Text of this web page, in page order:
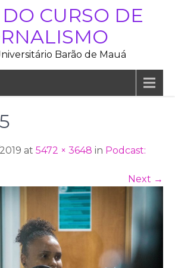
CURSO DE
Barão de Mauá
at 5472 × 3648 in Podcast:
Next →